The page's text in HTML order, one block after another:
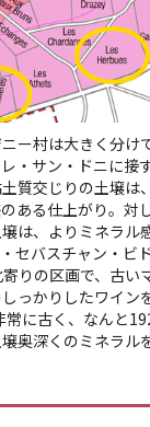
ー村は大きく分け
・サン・ドニに接
質交じりの土壌は
ある仕上がり。対
は、よりミネラル
セバスチャン・ビ
りの区画で、古い
っかりしたワイン
に古く、なんと
奥深くのミネラル